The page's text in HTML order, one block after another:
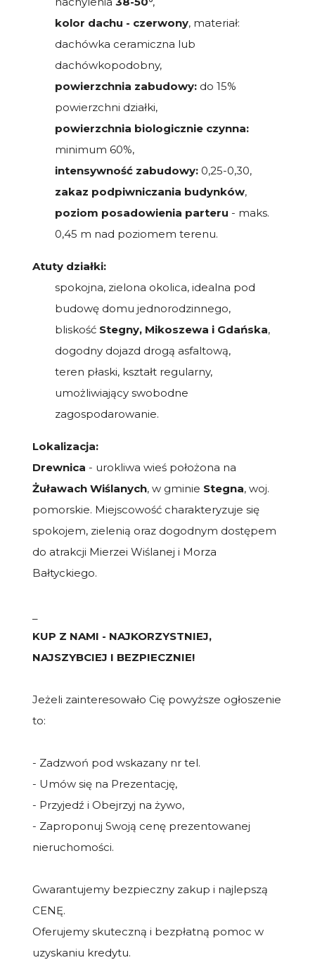
kolor dachu - czerwony, materiał:
dachówka ceramiczna lub
dachówkopodobny,
powierzchnia zabudowy: do 15%
powierzchni działki,
powierzchnia biologicznie czynna:
minimum 60%,
intensywność zabudowy: 0,25-0,30,
zakaz podpiwniczania budynków,
poziom posadowienia parteru - maks.
0,45 m nad poziomem terenu.
Atuty działki:
spokojna, zielona okolica, idealna pod
budowę domu jednorodzinnego,
bliskość Stegny, Mikoszewa i Gdańska,
dogodny dojazd drogą asfaltową,
teren płaski, kształt regularny,
umożliwiający swobodne
zagospodarowanie.
Lokalizacja:
Drewnica - urokliwa wieś położona na
Żuławach Wiślanych, w gminie Stegna, woj.
pomorskie. Miejscowość charakteryzuje się
spokojem, zielenią oraz dogodnym dostępem
do atrakcji Mierzei Wiślanej i Morza
Bałtyckiego.
KUP Z NAMI - NAJKORZYSTNIEJ,
NAJSZYBCIEJ I BEZPIECZNIE!
Jeżeli zainteresowało Cię powyższe ogłoszenie
to:
- Zadzwoń pod wskazany nr tel.
- Umów się na Prezentację,
- Przyjedź i Obejrzyj na żywo,
- Zaproponuj Swoją cenę prezentowanej
nieruchomości.
Gwarantujemy bezpieczny zakup i najlepszą
CENĘ.
Oferujemy skuteczną i bezpłatną pomoc w
uzyskaniu kredytu.